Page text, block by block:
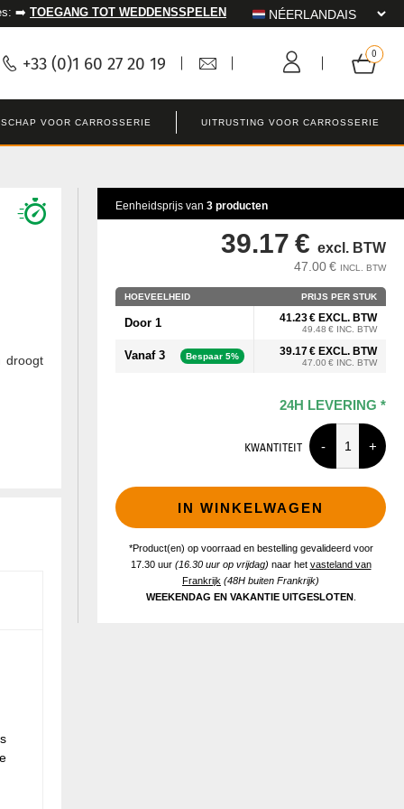
➡️ TOEGANG TOT WEDDENSSPELEN
+33 (0)1 60 27 20 19
VOOR CARROSSERIE UITRUSTING VOOR CARROSSERIE
droogt
Eenheidsprijs van 3 producten
HOEVEELHEID PRIJS PER STUK
Door 1 41.23 € EXCL. BTW
49.48 € INC. BTW
Vanaf 3 Bespaar 5% 39.17 € EXCL. BTW
47.00 € INC. BTW
24H LEVERING *
39.17 € excl. BTW
47.00 € INCL. BTW
KWANTITEIT
IN WINKELWAGEN
*Product(en) op voorraad en bestelling gevalideerd voor
17.30 uur (16.30 uur op vrijdag) naar het vasteland van
Frankrijk (48H buiten Frankrijk)
WEEKENDAG EN VAKANTIE UITGESLOTEN.